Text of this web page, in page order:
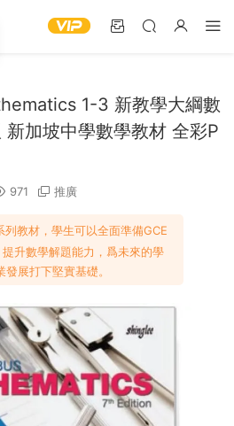
1-3 新教學大綱數
加坡中學數學教材 全彩P
971 推廣
教材，學生可以全面準備GCE
升數學解題能力，爲未來的學
發展打下堅實基礎。